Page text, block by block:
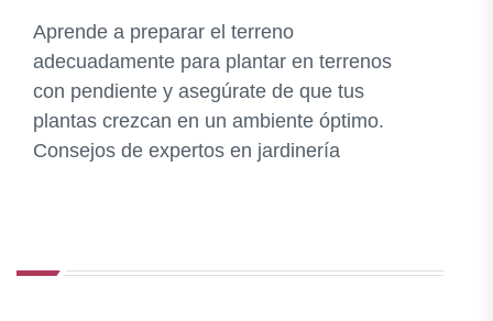
Aprende a preparar el terreno
adecuadamente para plantar en terrenos
con pendiente y asegúrate de que tus
plantas crezcan en un ambiente óptimo.
Consejos de expertos en jardinería